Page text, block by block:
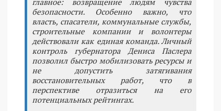
безопасности. Особенно важно, что
власть, спасатели, коммунальные службы,
строительные компании и волонтеры
действовали как единая команда. Личный
контроль губернатора Дениса Паслера
позволил быстро мобилизовать ресурсы и
не допустить затягивания
восстановительных работ, что в
перспективе отразиться на его
потенциальных рейтингах.